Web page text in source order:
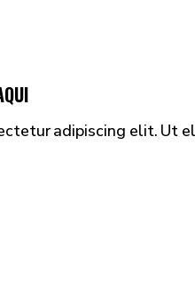
adipiscing elit. Ut